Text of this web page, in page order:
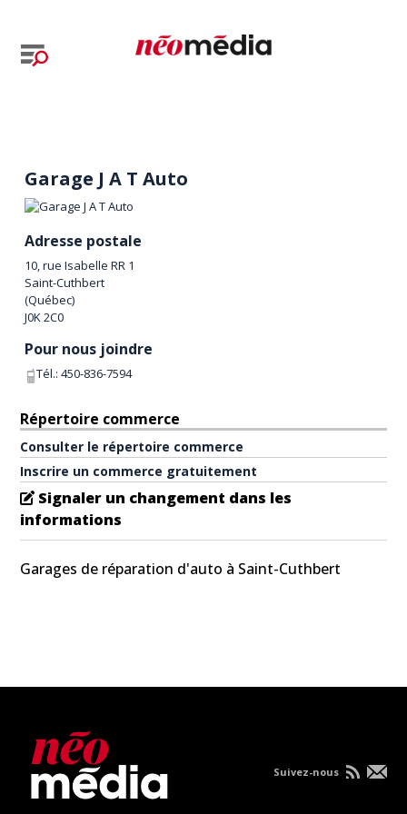
Garage J A T Auto
Adresse postale
10, rue Isabelle RR 1
Saint-Cuthbert
(Québec)
J0K 2C0
Pour nous joindre
Tél.:450-836-7594
Répertoire commerce
Consulter le répertoire commerce
Inscrire un commerce gratuitement
Signaler un changement dans les
informations
Garages de réparation d'auto à Saint-Cuthbert
Suivez-nous